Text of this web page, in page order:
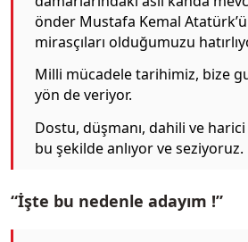
önder Mustafa Kemal
mirasçıları olduğumuzu
Milli mücadele tarihimiz, bize
yön de veriyor.
Dostu, düşmanı, dahili ve
bu şekilde anlıyor ve seziyoruz.
“İşte bu nedenle adayım !”